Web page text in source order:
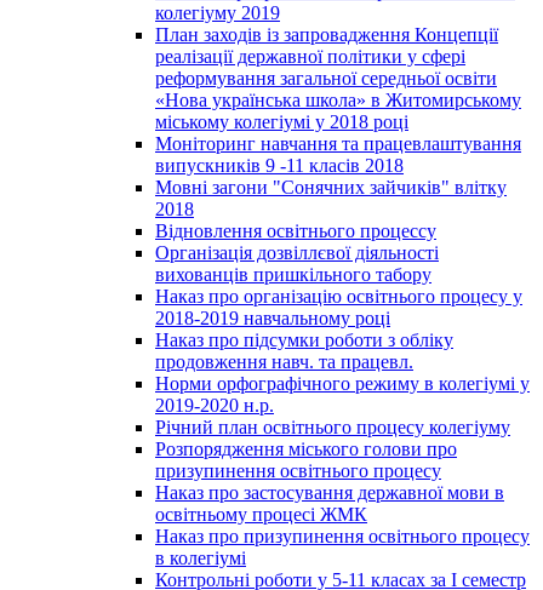
колегіуму 2019
План заходів із запровадження Концепції
реалізації державної політики у сфері
реформування загальної середньої освіти
«Нова українська школа» в Житомирському
міському колегіумі у 2018 році
Моніторинг навчання та працевлаштування
випускників 9 -11 класів 2018
Мовні загони "Сонячних зайчиків" влітку
2018
Відновлення освітнього процессу
Організація дозвіллєвої діяльності
вихованців пришкільного табору
Наказ про організацію освітнього процесу у
2018-2019 навчальному році
Наказ про підсумки роботи з обліку
продовження навч. та працевл.
Норми орфографічного режиму в колегіумі у
2019-2020 н.р.
Річний план освітнього процесу колегіуму
Розпорядження міського голови про
призупинення освітнього процесу
Наказ про застосування державної мови в
освітньому процесі ЖМК
Наказ про призупинення освітнього процесу
в колегіумі
Контрольні роботи у 5-11 класах за І семестр